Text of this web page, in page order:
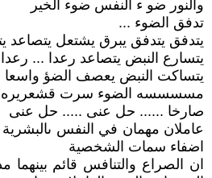
والنور ضو ء النفس ضوء الخير
تدفق الضوء ...
يتدفق يتدفق يبرق يشتعل يتصاعد
يتسارع النبض يتصاعد رعدا ... رعدا
يتساكت النبض يعصف الضؤ واسعا
مسسسسه الضوء سرت قشعريره
صارخا ...... حل عنى ..... حل عنى
عاملان مهمان في النفس ىالبشرية
اضفاء سمات الشخصية
ان الصراع والتنافس قائم بينهما